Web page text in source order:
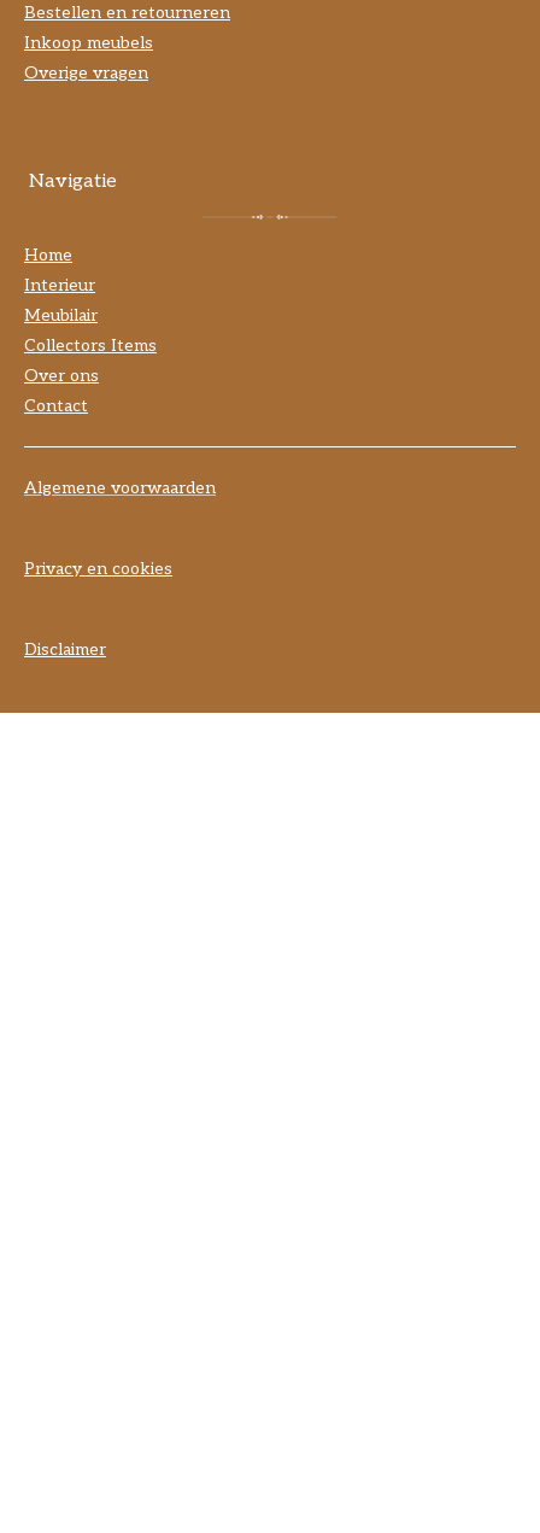
Bestellen en retourneren
Inkoop meubels
Overige vragen
Navigatie
Home
Interieur
Meubilair
Collectors Items
Over ons
Contact
Algemene voorwaarden
Privacy en cookies
Disclaimer